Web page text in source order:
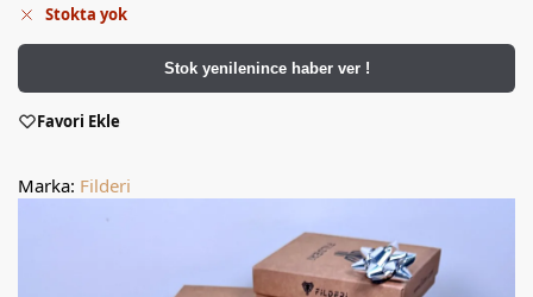
Stokta yok
Stok yenilenince haber ver !
Favori Ekle
Marka: Filderi